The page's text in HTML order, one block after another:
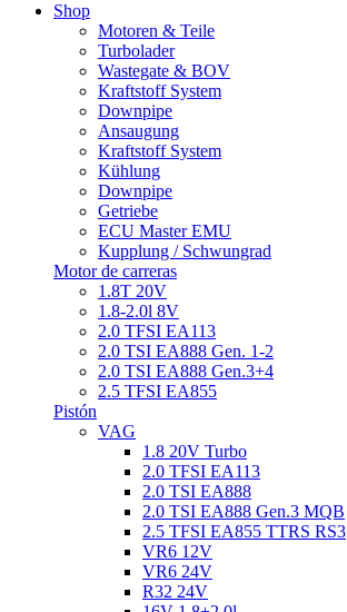
Shop
Motoren & Teile
Turbolader
Wastegate & BOV
Kraftstoff System
Downpipe
Ansaugung
Kraftstoff System
Kühlung
Downpipe
Getriebe
ECU Master EMU
Kupplung / Schwungrad
Motor de carreras
1.8T 20V
1.8-2.0l 8V
2.0 TFSI EA113
2.0 TSI EA888 Gen. 1-2
2.0 TSI EA888 Gen.3+4
2.5 TFSI EA855
Pistón
VAG
1.8 20V Turbo
2.0 TFSI EA113
2.0 TSI EA888
2.0 TSI EA888 Gen.3 MQB
2.5 TFSI EA855 TTRS RS3
VR6 12V
VR6 24V
R32 24V